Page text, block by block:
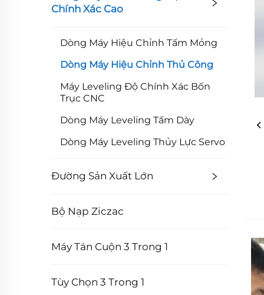
Chính Xác Cao
Dòng Máy Hiệu Chỉnh Tấm Mỏng
Dòng Máy Hiệu Chỉnh Thủ Công
Máy Leveling Độ Chính Xác Bốn
Trục CNC
Dòng Máy Leveling Tấm Dày
Dòng Máy Leveling Thủy Lực Servo
Đường Sản Xuất Lớn
Bộ Nạp Ziczac
Máy Tán Cuộn 3 Trong 1
Tùy Chọn 3 Trong 1